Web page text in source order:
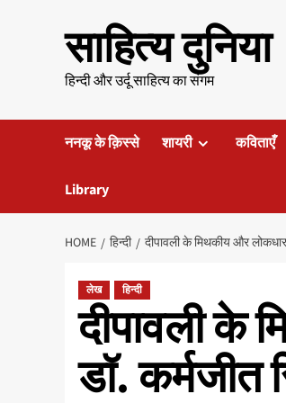
साहित्य दुनिया
हिन्दी और उर्दू साहित्य का संगम
ननकू के क़िस्से शायरी कविताएँ
Library
HOME हिन्दी दीपावली के मिथकीय और
लेख हिन्दी
दीपावली के
डॉ. कर्मजीत